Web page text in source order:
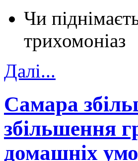
Чи
трихомоніаз
Далi...
Самара
збільшення
домашніх